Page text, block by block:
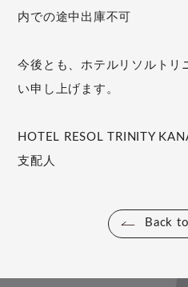
内での途中出庫不可
今後とも、ホテルリソルトリ
い申し上げます。
HOTEL RESOL TRINITY
支配人
Back